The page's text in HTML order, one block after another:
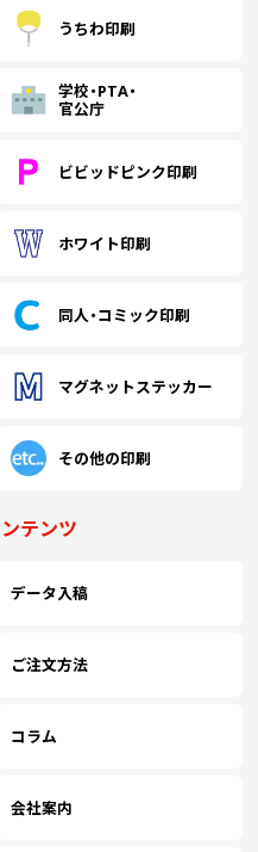
うちわ印刷
学校・PTA・
官公庁
ビビッドピンク印刷
ホワイト印刷
同人・コミック印刷
マグネットステッカー
その他の印刷
テンツ
データ入稿
ご注文方法
コラム
会社案内